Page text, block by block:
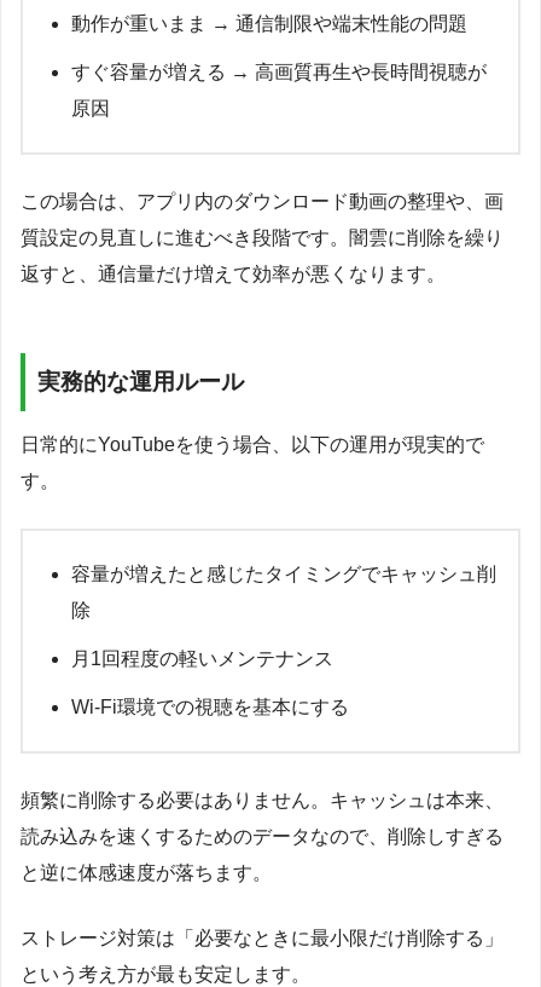
動作が重いまま → 通信制限や端末性能の問題
すぐ容量が増える → 高画質再生や長時間視聴が
原因
この場合は、アプリ内のダウンロード動画の整理や、画
質設定の見直しに進むべき段階です。闇雲に削除を繰り
返すと、通信量だけ増えて効率が悪くなります。
実務的な運用ルール
日常的にYouTubeを使う場合、以下の運用が現実的で
す。
容量が増えたと感じたタイミングでキャッシュ削
除
月1回程度の軽いメンテナンス
Wi-Fi環境での視聴を基本にする
頻繁に削除する必要はありません。キャッシュは本来、
読み込みを速くするためのデータなので、削除しすぎる
と逆に体感速度が落ちます。
ストレージ対策は「必要なときに最小限だけ削除する」
という考え方が最も安定します。